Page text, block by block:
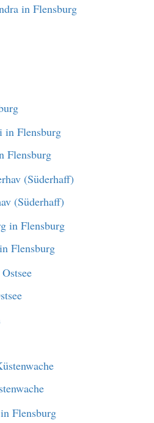
in Flensburg
Flensburg
(Süderhaff)
Flensburg